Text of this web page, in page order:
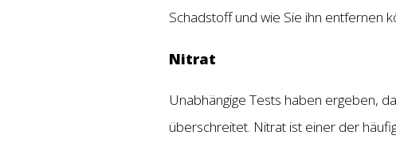
Schadstoff und wie Sie ihn entfernen
Nitrat
Unabhängige Tests haben ergeben,
überschreitet. Nitrat ist einer der